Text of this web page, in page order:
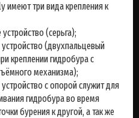
имеют три вида крепления к
(серьга);
(двухпальцевый
креплении гидробура с
механизма);
с опорой служит для
гидробура во время
бурения к другой, а так же